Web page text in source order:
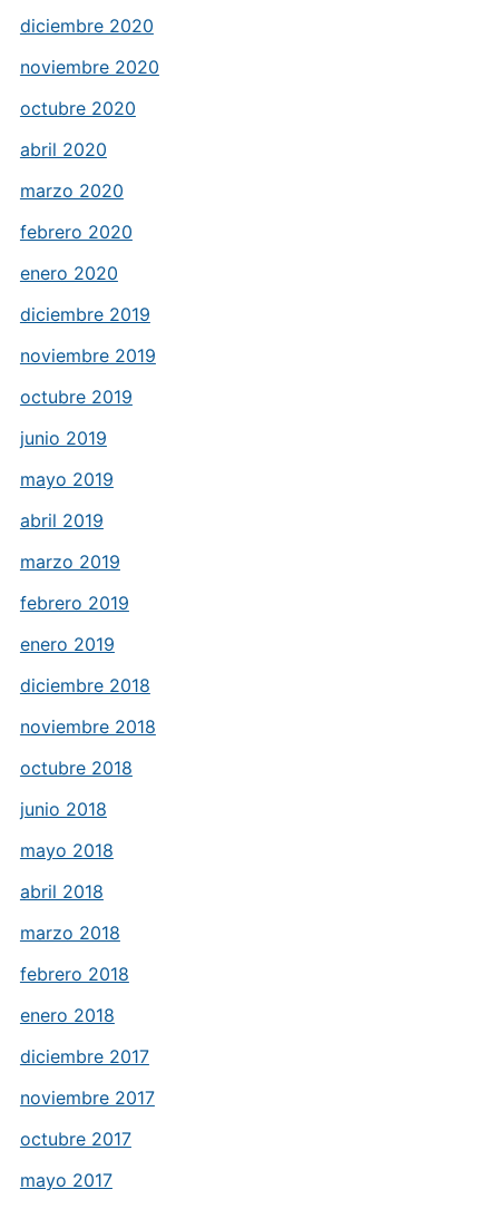
diciembre 2020
noviembre 2020
octubre 2020
abril 2020
marzo 2020
febrero 2020
enero 2020
diciembre 2019
noviembre 2019
octubre 2019
junio 2019
mayo 2019
abril 2019
marzo 2019
febrero 2019
enero 2019
diciembre 2018
noviembre 2018
octubre 2018
junio 2018
mayo 2018
abril 2018
marzo 2018
febrero 2018
enero 2018
diciembre 2017
noviembre 2017
octubre 2017
mayo 2017